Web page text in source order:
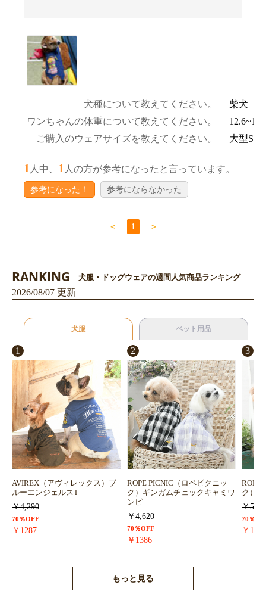
犬種について教えてください。
柴犬
ワンちゃんの体重について教えてください。
ご購入のウェアサイズを教えてください。
大型S～
1 人中、 1 人の方が参考になったと言っています。
参考になった！ 参考にならなかった
＜ 1 ＞
RANKING 犬服・ドッグウェアの週間人気商品ランキング
2026/08/07 更新
犬服 ペット用品
1
AVIREX（アヴィレックス）ブ
ルーエンジェルスT
￥4,290
70％OFF
￥1287
2
ROPE PICNIC（ロペピクニッ
ク）ギンガムチェックキャミワ
ンピ
￥4,620
70％OFF
￥1386
3
ROPE
ク）
￥
70％
￥
もっと見る